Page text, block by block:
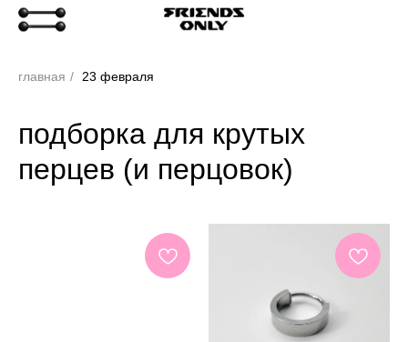
главная / 23 февраля
подборка для крутых
перцев (и перцовок)